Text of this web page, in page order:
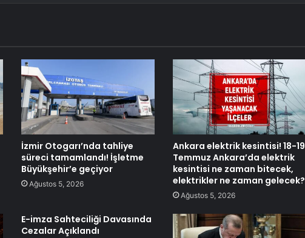
İzmir Otogarı’nda tahliye
süreci tamamlandı! İşletme
Büyükşehir’e geçiyor
Ağustos 5, 2026
Ankara elektrik kesintisi! 18-19
Temmuz Ankara’da elektrik
kesintisi ne zaman bitecek,
elektrikler ne zaman gelecek?
Ağustos 5, 2026
E-imza Sahteciliği Davasında
Cezalar Açıklandı